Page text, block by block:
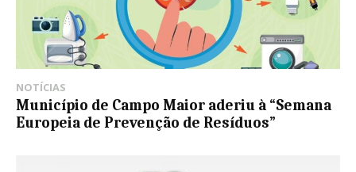
NOTÍCIAS
Município de Campo Maior aderiu à “Semana
Europeia de Prevenção de Resíduos”